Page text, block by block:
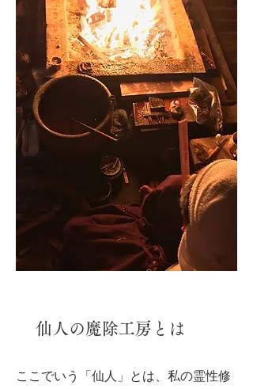
仙人の魔除工房とは
ここでいう「仙人」とは、私の霊性修